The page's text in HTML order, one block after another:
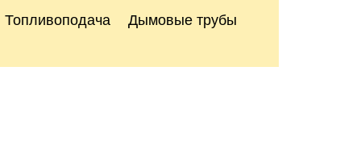
Топливоподача
Дымовые трубы